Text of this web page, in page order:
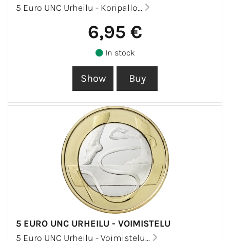
5 Euro UNC Urheilu - Koripallo...
6,95 €
In stock
5 EURO UNC URHEILU - VOIMISTELU
5 Euro UNC Urheilu - Voimistelu...